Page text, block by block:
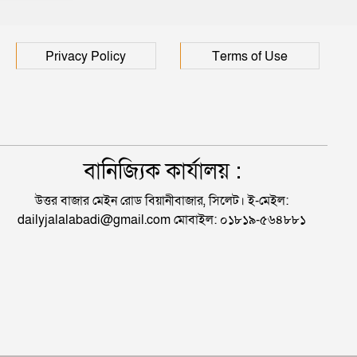
Privacy Policy Terms of Use
বানিজ্যিক কার্যালয় :
উত্তর বাজার মেইন রোড বিয়ানীবাজার, সিলেট। ই-মেইল:
dailyjalalabadi@gmail.com মোবাইল: ০১৮১৯-৫৬৪৮৮১